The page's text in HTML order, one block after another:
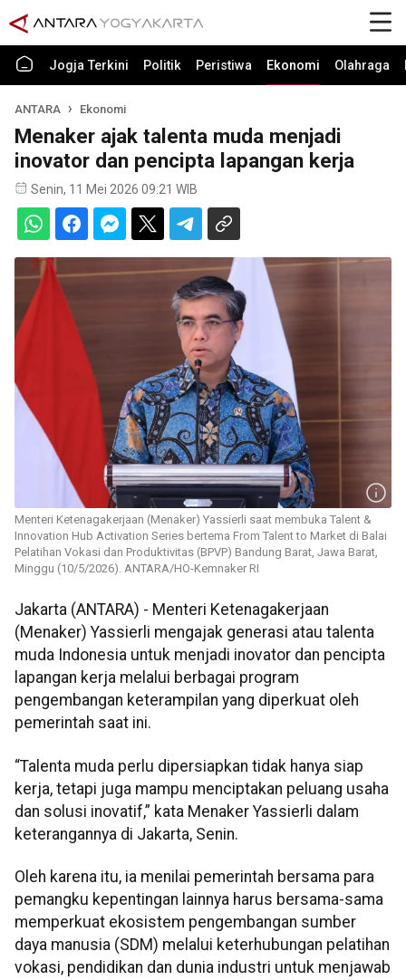
Jogja Terkini Politik Peristiwa Ekonomi Olahraga
ANTARA Ekonomi
Menaker ajak talenta muda menjadi
inovator dan pencipta lapangan kerja
Senin, 11 Mei 2026 09:21 WIB
Menteri Ketenagakerjaan (Menaker) Yassierli saat membuka Talent &
Innovation Hub Activation Series bertema From Talent to Market di Balai
Pelatihan Vokasi dan Produktivitas (BPVP) Bandung Barat, Jawa Barat,
Minggu (10/5/2026). ANTARA/HO-Kemnaker RI
Jakarta (ANTARA) - Menteri Ketenagakerjaan
(Menaker) Yassierli mengajak generasi atau talenta
muda Indonesia untuk menjadi inovator dan pencipta
lapangan kerja melalui berbagai program
pengembangan keterampilan yang diperkuat oleh
pemerintah saat ini.
“Talenta muda perlu dipersiapkan tidak hanya siap
kerja, tetapi juga mampu menciptakan peluang usaha
dan solusi inovatif,” kata Menaker Yassierli dalam
keterangannya di Jakarta, Senin.
Oleh karena itu, ia menilai pemerintah bersama para
pemangku kepentingan lainnya harus bersama-sama
memperkuat ekosistem pengembangan sumber
daya manusia (SDM) melalui keterhubungan pelatihan
vokasi, pendidikan dan dunia industri untuk menjawab